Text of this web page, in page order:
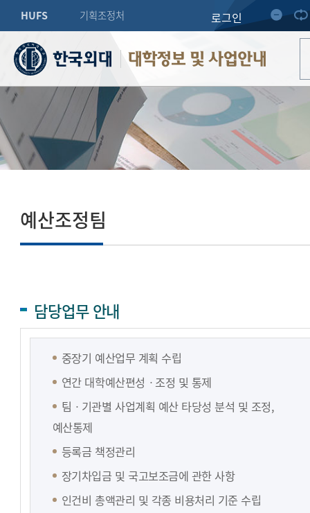
HUFS 기획조정처 로그인
대학정보 및 사업안내
예산조정팀
담당업무 안내
중장기 예산업무 계획 수립
연간 대학예산편성ㆍ조정 및 통제
팀ㆍ기관별 사업계획 예산 타당성 분석 및 조정,
예산통제
등록금 책정관리
장기차입금 및 국고보조금에 관한 사항
인건비 총액관리 및 각종 비용처리 기준 수립